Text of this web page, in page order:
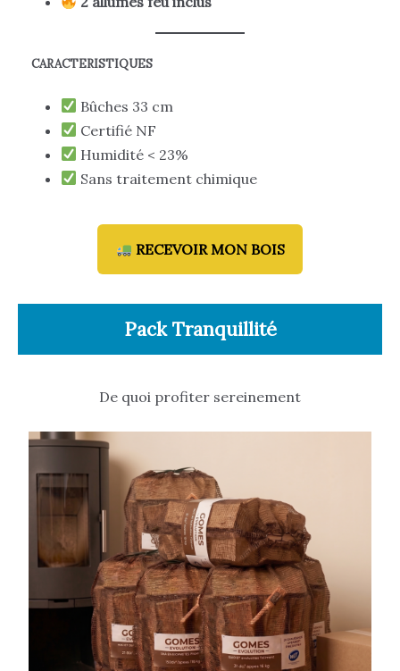
CARACTERISTIQUES
Bûches 33 cm
Certifié NF
Humidité < 23%
Sans traitement chimique
RECEVOIR MON BOIS
Pack Tranquillité
De quoi profiter sereinement